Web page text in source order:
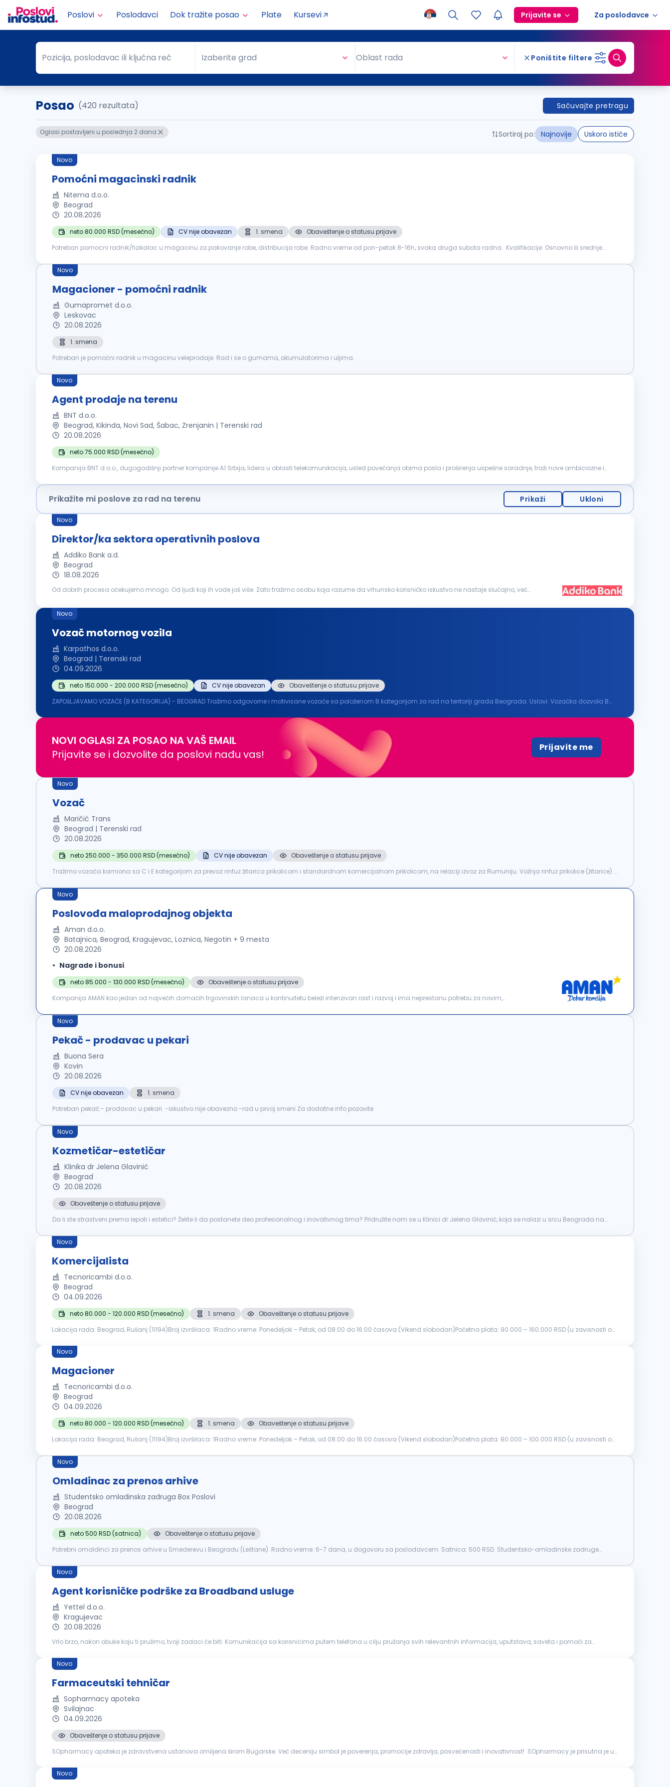
Poslovi Poslodavci Dok tražite posao Plate Kursevi Prijavite se Za poslodavce
Pozicija, poslodavac ili ključna reč
Pozicija, poslodavac ili ključna reč Grad
Izaberite grad Oblast rada Poništite filtere
Posao (420 rezultata) Sačuvajte pretragu
Oglasi postavljeni u poslednja 2 dana Sortiraj po: Najnovije Uskoro ističe
Novo
Pomoćni magacinski radnik
Nitema d.o.o.
Beograd
20.08.2026
neto 80.000 RSD (mesečno) CV nije obavezan 1. smena
Obaveštenje o statusu prijave
Potreban pomocni radnik/fizikalac u magacinu za pakovanje robe, distribucija robe. Radno vreme od pon-petak 8-16h, svaka druga subota radna. Kvalifikacije: Osnovno ili srednje
Novo
Magacioner - pomoćni radnik
Gumapromet d.o.o.
Leskovac
20.08.2026
1. smena
Potreban je pomoćni radnik u magacinu veleprodaje. Rad i se o gumama, akumulatorima i uljima.
Novo
Agent prodaje na terenu
BNT d.o.o.
Beograd, Kikinda, Novi Sad, Šabac, Zrenjanin | Terenski rad
20.08.2026
neto 75.000 RSD (mesečno)
Kompanija BNT d.o.o., dugogodišnji partner kompanije A1 Srbija, lidera u oblasti telekomunikacija, usled povećanja obima posla i proširenja uspešne saradnje, traži nove ambiciozne i
Prikažite mi poslove za rad na terenu Prikaži Ukloni
Novo
Direktor/ka sektora operativnih poslova
Addiko Bank a.d.
Beograd
18.08.2026
Od dobrih procesa očekujemo mnogo. Od ljudi koji ih vode još više. Zato tražimo osobu koja razume da vrhunsko korisničko iskustvo ne nastaje slučajno, već
Novo
Vozač motornog vozila
Karpathos d.o.o.
Beograd | Terenski rad
04.09.2026
neto 150.000 - 200.000 RSD (mesečno) CV nije obavezan
Obaveštenje o statusu prijave
ZAPOšLJAVAMO VOZAČE (B KATEGORIJA) - BEOGRAD Tražimo odgovorne i motivisane vozače sa položenom B kategorijom za rad na teritoriji grada Beograda. Uslovi: Vozačka dozvola B
NOVI OGLASI ZA POSAO NA VAŠ EMAIL
Prijavite se i dozvolite da poslovi nađu vas!
Prijavite me
Novo
Vozač
Maričić Trans
Beograd | Terenski rad
20.08.2026
neto 250.000 - 350.000 RSD (mesečno) CV nije obavezan
Obaveštenje o statusu prijave
Tražimo vozača kamiona sa C i E kategorijom za prevoz rinfuz žitarica prikolicom i standardnom komercijalnom prikolicom, na relaciji izvoz za Rumuniju. Vožnja rinfuz prikolice (žitarice) i
Novo
Poslovođa maloprodajnog objekta
Aman d.o.o.
Batajnica, Beograd, Kragujevac, Loznica, Negotin + 9 mesta
20.08.2026
Nagrade i bonusi
neto 85.000 - 130.000 RSD (mesečno)
Obaveštenje o statusu prijave
Kompanija AMAN kao jedan od najvećih domaćih trgovinskih lanaca u kontinuitetu beleži intenzivan rast i razvoj i ima neprestanu potrebu za novim,
Novo
Pekač - prodavac u pekari
Buona Sera
Kovin
20.08.2026
CV nije obavezan
1. smena
Potreban pekač - prodavac u pekari. -iskustvo nije obavezno -rad u prvoj smeni Za dodatne info pozovite
Novo
Kozmetičar-estetičar
Klinika dr Jelena Glavinić
Beograd
20.08.2026
Obaveštenje o statusu prijave
Da li ste strastveni prema lepoti i estetici? Želite li da postanete deo profesionalnog i inovativnog tima? Pridružite nam se u Klinici dr Jelena Glavinić, koja se nalazi u srcu Beograda na
Novo
Komercijalista
Tecnoricambi d.o.o.
Beograd
04.09.2026
neto 80.000 - 120.000 RSD (mesečno) 1. smena
Obaveštenje o statusu prijave
Lokacija rada: Beograd, Rušanj (11194)Broj izvršilaca: 1Radno vreme: Ponedeljak – Petak, od 08:00 do 16:00 časova (Vikend slobodan)Početna plata: 90.000 – 160.000 RSD (u zavisnosti od
Novo
Magacioner
Tecnoricambi d.o.o.
Beograd
04.09.2026
neto 80.000 - 120.000 RSD (mesečno) 1. smena
Obaveštenje o statusu prijave
Lokacija rada: Beograd, Rušanj (11194)Broj izvršilaca: 1Radno vreme: Ponedeljak – Petak, od 08:00 do 16:00 časova (Vikend slobodan)Početna plata: 80.000 – 100.000 RSD (u zavisnosti od
Novo
Omladinac za prenos arhive
Studentsko omladinska zadruga Box Poslovi
Beograd
20.08.2026
neto 500 RSD (satnica)
Obaveštenje o statusu prijave
Potrebni omaldinci za prenos arhive u Smederevu i Beogradu (Leštane). Radno vreme: 6-7 dana, u dogovoru sa poslodavcem. Satnica: 500 RSD. Studentsko-omladinske zadruge
Novo
Agent korisničke podrške za Broadband usluge
Yettel d.o.o.
Kragujevac
20.08.2026
Vrlo brzo, nakon obuke koju ti pružimo, tvoji zadaci će biti: Komunikacija sa korisnicima putem telefona u cilju pružanja svih relevantnih informacija, uputstava, saveta i pomoći za
Novo
Farmaceutski tehničar
Sopharmacy apoteka
Svilajnac
04.09.2026
Obaveštenje o statusu prijave
SOpharmacy apoteka je zdravstvena ustanova omiljena širom Bugarske. Već deceniju simbol je poverenja, promocije zdravlja, posvećenosti i inovativnost! SOpharmacy je prisutna je u
Novo